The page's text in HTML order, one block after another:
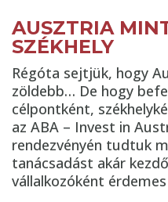
AUSZTRIA
SZÉKHELY
Régóta sejtjük, hogy
zöldebb… De hogy
célpontként,
az ABA – Invest in
rendezvényén tudtuk
tanácsadást akár
vállalkozóként